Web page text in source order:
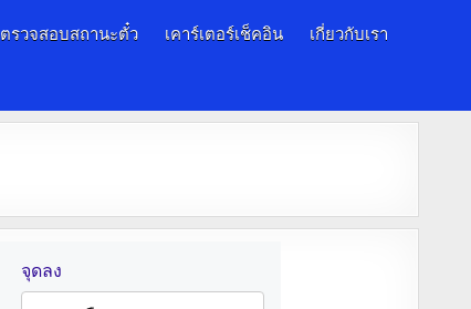
ตรวจสอบสถานะตั๋ว เคาร์เตอร์เช็คอิน
เกี่ยวกับเรา